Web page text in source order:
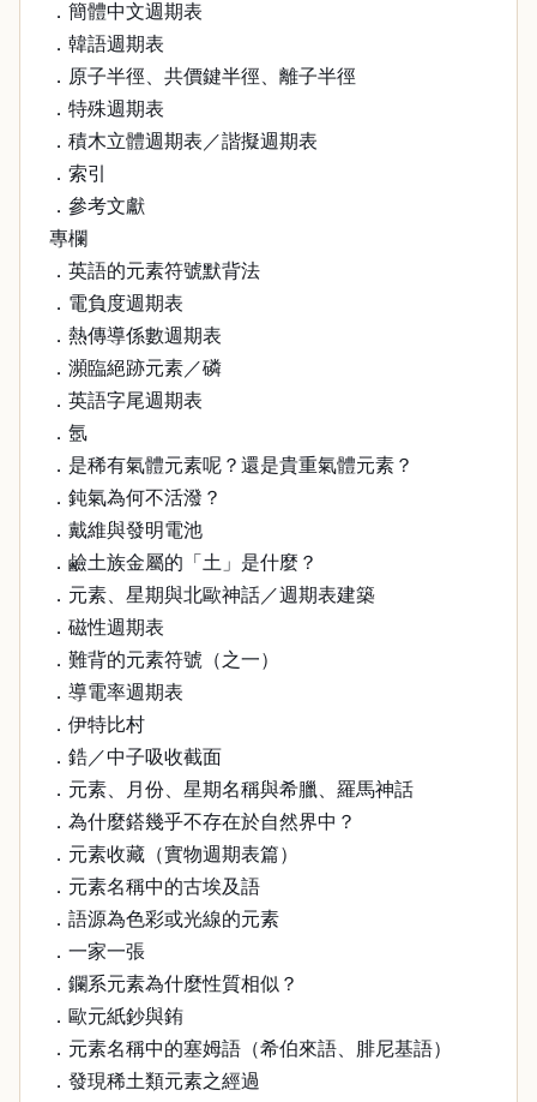
．簡體中文週期表
．韓語週期表
．原子半徑、共價鍵半徑、離子半徑
．特殊週期表
．積木立體週期表／諧擬週期表
．索引
．參考文獻
專欄
．英語的元素符號默背法
．電負度週期表
．熱傳導係數週期表
．瀕臨絕跡元素／磷
．英語字尾週期表
．氬
．是稀有氣體元素呢？還是貴重氣體元素？
．鈍氣為何不活潑？
．戴維與發明電池
．鹼土族金屬的「土」是什麼？
．元素、星期與北歐神話／週期表建築
．磁性週期表
．難背的元素符號（之一）
．導電率週期表
．伊特比村
．鋯／中子吸收截面
．元素、月份、星期名稱與希臘、羅馬神話
．為什麼鎝幾乎不存在於自然界中？
．元素收藏（實物週期表篇）
．元素名稱中的古埃及語
．語源為色彩或光線的元素
．一家一張
．鑭系元素為什麼性質相似？
．歐元紙鈔與銪
．元素名稱中的塞姆語（希伯來語、腓尼基語）
．發現稀土類元素之經過